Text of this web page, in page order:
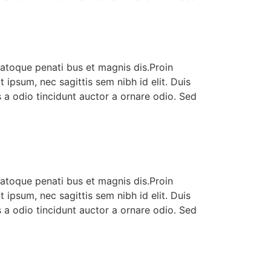
penati bus et magnis dis.Proin
nec sagittis sem nibh id elit. Duis
odio tincidunt auctor a ornare odio. Sed
penati bus et magnis dis.Proin
nec sagittis sem nibh id elit. Duis
odio tincidunt auctor a ornare odio. Sed